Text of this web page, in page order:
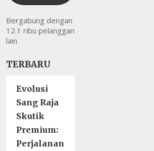
Bergabung dengan
12.1 ribu pelanggan
lain
TERBARU
Evolusi
Sang Raja
Skutik
Premium:
Perjalanan